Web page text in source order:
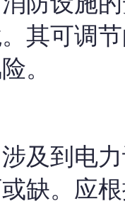
其可调
。
及到电
缺。应